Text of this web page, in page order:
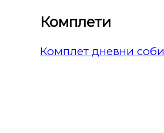
Комплети
Комплет дневни соби